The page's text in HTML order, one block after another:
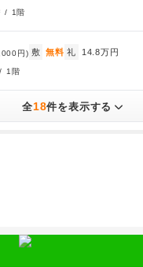
/ 1階
円) 敷 無料 礼 14.8万円
1階
全18件を表示する